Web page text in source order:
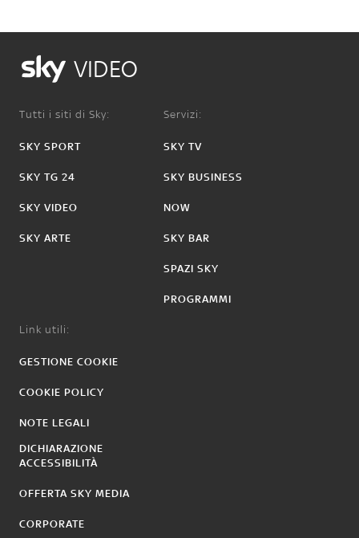
VIDEO
Tutti i siti di Sky:
SKY SPORT
SKY TG 24
SKY VIDEO
SKY ARTE
Servizi:
SKY TV
SKY BUSINESS
NOW
SKY BAR
SPAZI SKY
PROGRAMMI
Link utili:
GESTIONE COOKIE
COOKIE POLICY
NOTE LEGALI
DICHIARAZIONE
ACCESSIBILITÀ
OFFERTA SKY MEDIA
CORPORATE